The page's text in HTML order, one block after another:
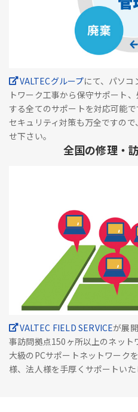
VALTECグループにて、パソコ
トワーク工事から保守サポート
する全てのサポートを対応可能で
セキュリティ対策も万全ですの
せ下さい。
全国の修理・
VALTEC FIELD SERVICEが展
事訪問拠点150ヶ所以上のネット
大級のPCサポートネットワーク
様、法人様を手厚くサポートいた